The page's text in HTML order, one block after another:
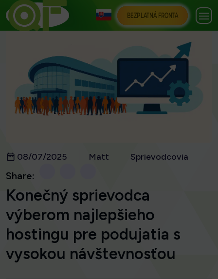
BEZPLATNÁ FRONTA
08/07/2025 Matt Sprievodcovia
Share:
Konečný sprievodca
výberom najlepšieho
hostingu pre podujatia s
vysokou návštevnosťou